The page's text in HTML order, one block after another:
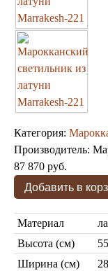
Бра со
Настольные
Лампы
Торшеры
Категория:
Производитель:
87 870 руб.
Материал
Высота (см)
Ширина (см)
28